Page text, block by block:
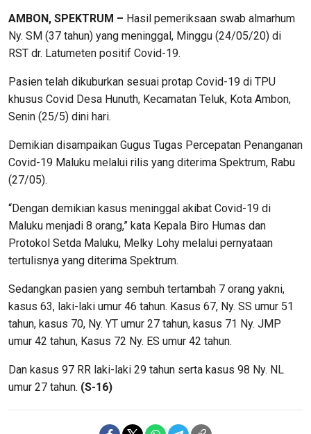
AMBON, SPEKTRUM – Hasil pemeriksaan swab almarhum
Ny. SM (37 tahun) yang meninggal, Minggu (24/05/20) di
RST dr. Latumeten positif Covid-19.
Pasien telah dikuburkan sesuai protap Covid-19 di TPU
khusus Covid Desa Hunuth, Kecamatan Teluk, Kota Ambon,
Senin (25/5) dini hari.
Demikian disampaikan Gugus Tugas Percepatan Penanganan
Covid-19 Maluku melalui rilis yang diterima Spektrum, Rabu
(27/05).
“Dengan demikian kasus meninggal akibat Covid-19 di
Maluku menjadi 8 orang,” kata Kepala Biro Humas dan
Protokol Setda Maluku, Melky Lohy melalui pernyataan
tertulisnya yang diterima Spektrum.
Sedangkan pasien yang sembuh tertambah 7 orang yakni,
kasus 63, laki-laki umur 46 tahun. Kasus 67, Ny. SS umur 51
tahun, kasus 70, Ny. YT umur 27 tahun, kasus 71 Ny. JMP
umur 42 tahun, Kasus 72 Ny. ES umur 42 tahun.
Dan kasus 97 RR laki-laki 29 tahun serta kasus 98 Ny. NL
umur 27 tahun. (S-16)